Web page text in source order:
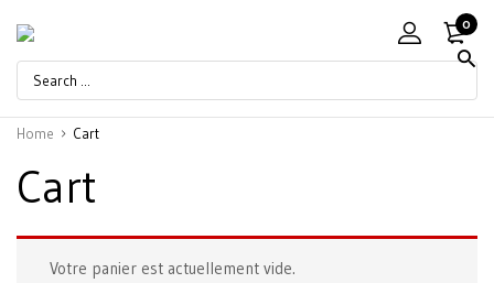
0
Home Cart
Cart
Votre panier est actuellement vide.